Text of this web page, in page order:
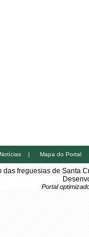
Notícias | Mapa do Portal
freguesias de Santa
Portal